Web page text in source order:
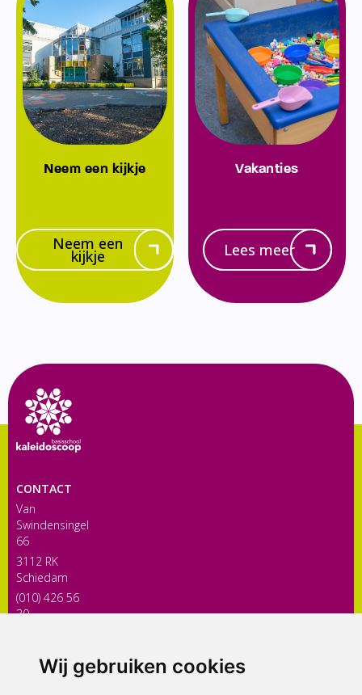
Wij gebruiken cookies
Neem een kijkje
Neem een
kijkje
Vakanties
Lees meer
CONTACT
Van
Swindensingel
66
3112 RK
Schiedam
(010) 426 56
30
ONDERDEEL VAN